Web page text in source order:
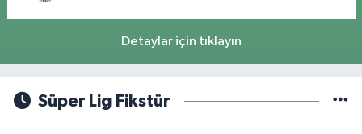
Detaylar için tıklayın
Süper Lig Fikstür